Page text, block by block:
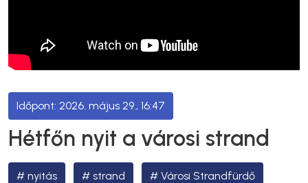
2026. május 29., 16:47
Hétfőn nyit a városi strand
nyitás strand Városi Strandfürdő